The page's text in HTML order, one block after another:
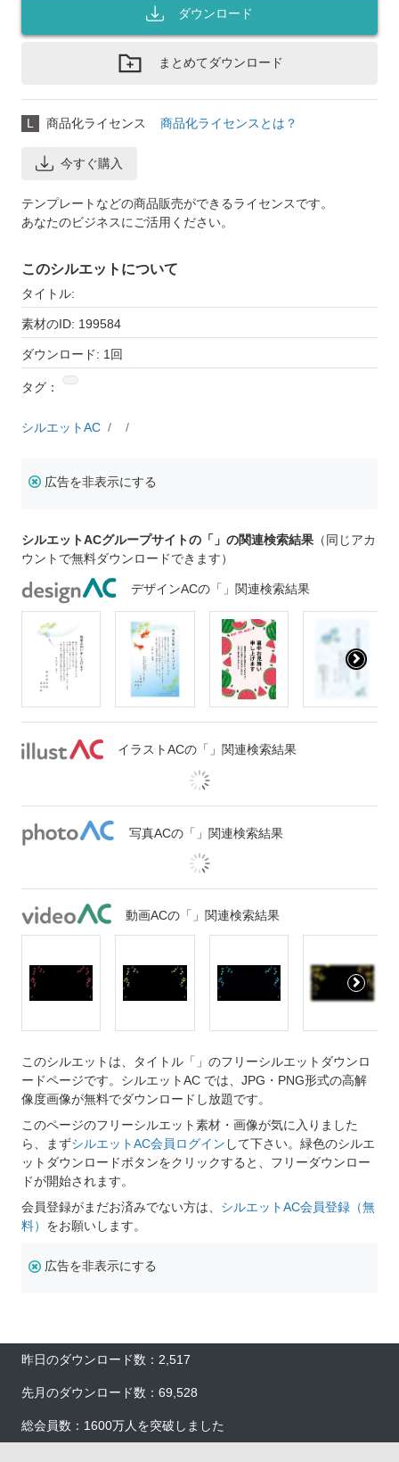
ダウンロード
まとめてダウンロード
L 商品化ライセンス 商品化ライセンスとは？
今すぐ購入
テンプレートなどの商品販売ができるライセンスです。
あなたのビジネスにご活用ください。
このシルエットについて
タイトル:
素材のID: 199584
ダウンロード: 1回
タグ：
シルエットAC
広告を非表示にする
シルエットACグループサイトの「」の関連検索結果 （同じアカ
ウントで無料ダウンロードできます）
デザインACの「」関連検索結果
イラストACの「」関連検索結果
写真ACの「」関連検索結果
動画ACの「」関連検索結果
このシルエットは、タイトル「」のフリーシルエットダウンロ
ードページです。シルエットAC では、JPG・PNG形式の高解
像度画像が無料でダウンロードし放題です。
このページのフリーシルエット素材・画像が気に入りました
ら、まずシルエットAC会員ログイン して下さい。緑色のシルエ
ットダウンロードボタンをクリックすると、フリーダウンロー
ドが開始されます。
会員登録がまだお済みでない方は、 シルエットAC会員登録（無
料） をお願いします。
広告を非表示にする
昨日のダウンロード数：2,517
先月のダウンロード数：69,528
総会員数：1600万人を突破しました